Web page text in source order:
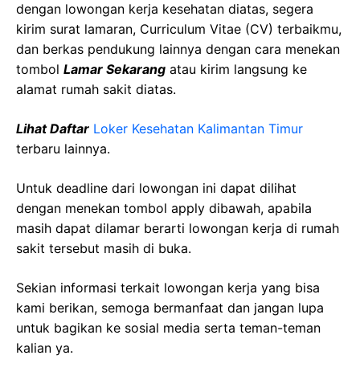
dengan lowongan kerja kesehatan diatas, segera
kirim surat lamaran, Curriculum Vitae (CV) terbaikmu,
dan berkas pendukung lainnya dengan cara menekan
tombol Lamar Sekarang atau kirim langsung ke
alamat rumah sakit diatas.
Lihat Daftar Loker Kesehatan Kalimantan Timur
terbaru lainnya.
Untuk deadline dari lowongan ini dapat dilihat
dengan menekan tombol apply dibawah, apabila
masih dapat dilamar berarti lowongan kerja di rumah
sakit tersebut masih di buka.
Sekian informasi terkait lowongan kerja yang bisa
kami berikan, semoga bermanfaat dan jangan lupa
untuk bagikan ke sosial media serta teman-teman
kalian ya.